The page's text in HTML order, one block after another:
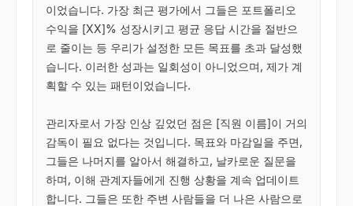
이었습니다. 가장 최근 평가에서 그들은 포트폴리오
수익을 [XX]% 성장시키고 평균 응답 시간을 절반으
로 줄이는 등 우리가 설정한 모든 목표를 초과 달성했
습니다. 이러한 성과는 일회성이 아니었으며, 제가 계
획할 수 있는 패턴이었습니다.
관리자로서 가장 인상 깊었던 점은 [직원 이름]이 거의
감독이 필요 없다는 것입니다. 목표와 마감일을 주면,
그들은 나머지를 알아서 해결하고, 날카로운 질문을
하며, 이해 관계자들에게 진행 상황을 계속 업데이트
합니다. 그들은 또한 주변 사람들을 더 나은 사람으로